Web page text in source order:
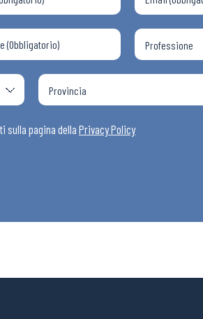
sulla pagina della Privacy Policy